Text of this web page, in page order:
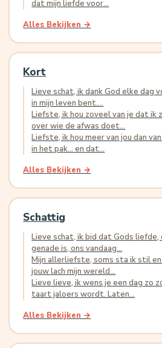
dat mijn liefde voor...
Alles Bekijken →
Kort
Lieve schat, ik dank God elke dag
in mijn leven bent....
Liefste, ik hou zoveel van je dat ik
over wie de afwas doet...
Liefste, ik hou meer van jou dan
in het pak... en dat...
Alles Bekijken →
Schattig
Lieve schat, ik bid dat Gods liefde,
genade is, ons vandaag...
Mijn allerliefste, soms sta ik stil
jouw lach mijn wereld...
Lieve lieve, ik wens je een dag zo
taart jaloers wordt. Laten...
Alles Bekijken →